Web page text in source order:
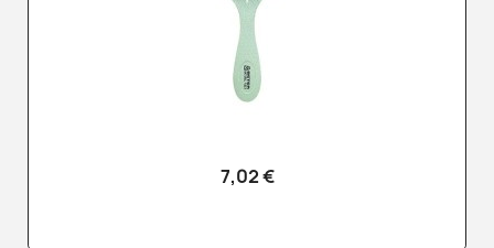
7,02 €